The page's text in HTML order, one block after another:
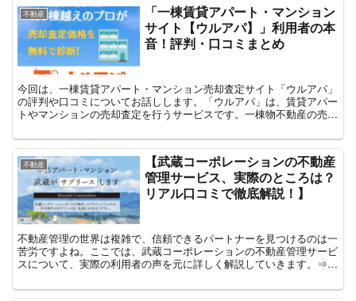
不動産
「一棟賃貸アパート・マンション
サイト【ウルアパ】」利用者の本
音！評判・口コミまとめ
今回は、一棟賃貸アパート・マンション売却査定サイト「ウルアパ」
の評判や口コミについてお話しします。「ウルアパ」は、賃貸アパー
トやマンションの売却査定を行うサービスです。一棟物不動産の売却
不動産
【武蔵コーポレーションの不動産
管理サービス、実際のところは？
リアル口コミで徹底解説！】
不動産管理の世界は複雑で、信頼できるパートナーを見つけるのは一
苦労ですよね。ここでは、武蔵コーポレーションの不動産管理サービ
スについて、実際の利用者の声を元に詳しく解説していきます。⇒公